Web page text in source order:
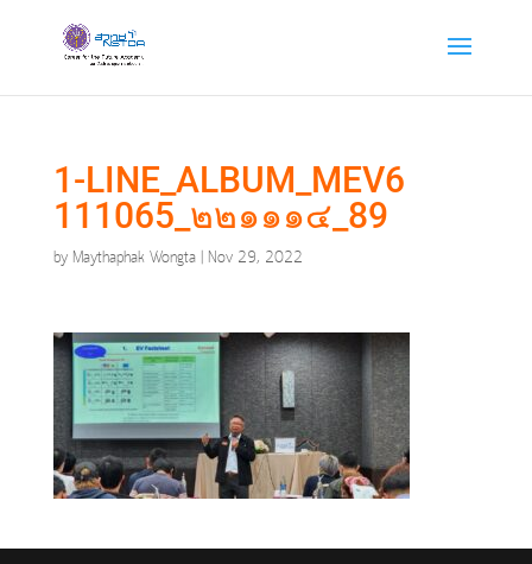
1-LINE_ALBUM_MEV6
111065_๒๒๑๑๑๔_89
by Maythaphak Wongta| Nov 29, 2022